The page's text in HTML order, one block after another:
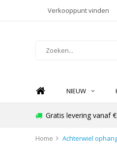
Verkooppunt vinden
NIEUW
Gratis levering vanaf
Home Achterwiel